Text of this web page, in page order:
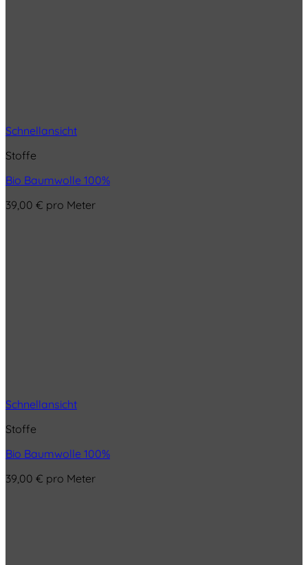
Schnellansicht
Stoffe
Bio Baumwolle 100%
39,00 € pro Meter
Schnellansicht
Stoffe
Bio Baumwolle 100%
39,00 € pro Meter